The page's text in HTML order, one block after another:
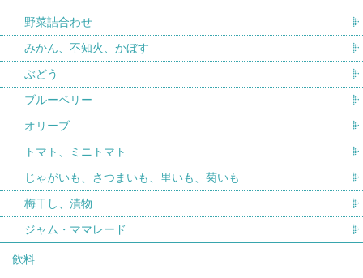
野菜詰合わせ
みかん、不知火、かぼす
ぶどう
ブルーベリー
オリーブ
トマト、ミニトマト
じゃがいも、さつまいも、里いも、菊いも
梅干し、漬物
ジャム・ママレード
飲料